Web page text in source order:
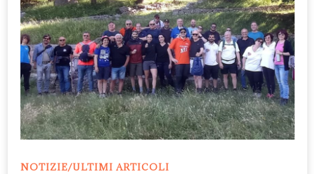
NOTIZIE/ULTIMI ARTICOLI